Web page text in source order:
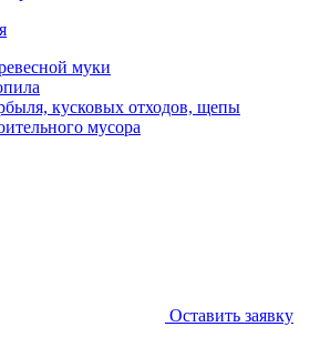
муки
кусковых отходов, щепы
мусора
Оставить заявку